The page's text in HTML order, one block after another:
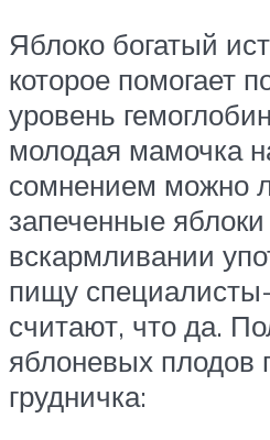
Яблоко богатый
которое помогает
уровень
молодая мамочка
сомнением можно
запеченные
вскармливании
пищу
считают, что да.
яблоневых плодов
грудничка: